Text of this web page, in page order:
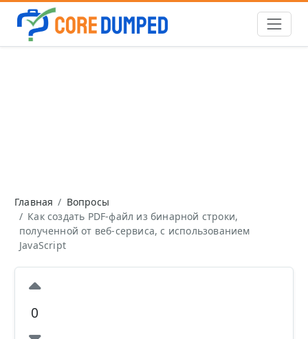
Главная
Вопросы
Как создать PDF-файл из бинарной строки,
полученной от веб-сервиса, с использованием
JavaScript
0